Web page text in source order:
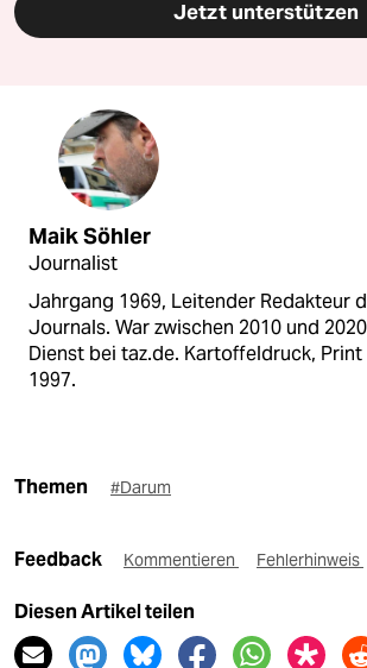
Jetzt unterstützen
Maik Söhler
Journalist
Jahrgang 1969, Leitender Redakteur
Journals. War zwischen 2010 und
Dienst bei taz.de. Kartoffeldruck,
1997.
Themen #Darum
Feedback Kommentieren Fehlerhinweis
Diesen Artikel teilen